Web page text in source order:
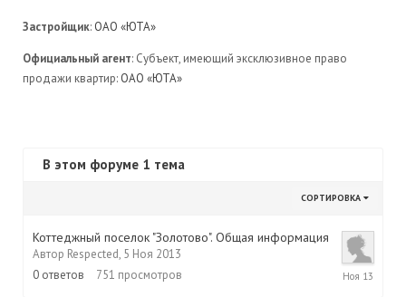
Застройщик: ОАО «ЮТА»
Официальный агент: Субъект, имеющий эксклюзивное право
продажи квартир: ОАО «ЮТА»
В этом форуме 1 тема
СОРТИРОВКА
Коттеджный поселок "Золотово". Общая информация
Автор Respected, 5 Ноя 2013
0 ответов 751 просмотров
5